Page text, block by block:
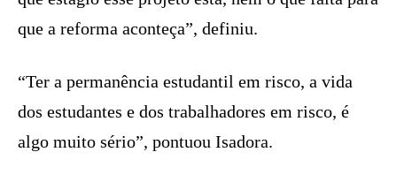
que a reforma aconteça”, definiu.
“Ter a permanência estudantil em risco, a vida
dos estudantes e dos trabalhadores em risco, é
algo muito sério”, pontuou Isadora.